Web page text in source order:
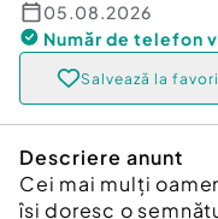
05.08.2026
Număr de telefon
Salvează la
Descriere anunt
Cei mai mulți
își doresc o